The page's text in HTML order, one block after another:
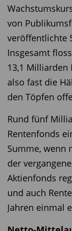
von
veröffentlichte
Insgesamt
13,1 Milliarden
also fast die
den Töpfen
Rund fünf
Rentenfonds
Summe, wenn
der
Aktienfonds
und auch
Jahren einmal